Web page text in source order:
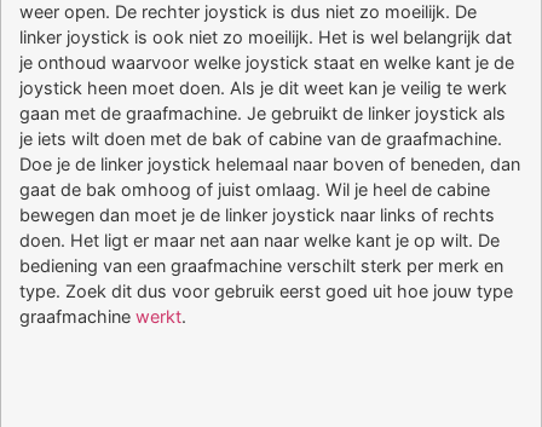
weer open. De rechter joystick is dus niet zo moeilijk. De
linker joystick is ook niet zo moeilijk. Het is wel belangrijk dat
je onthoud waarvoor welke joystick staat en welke kant je de
joystick heen moet doen. Als je dit weet kan je veilig te werk
gaan met de graafmachine. Je gebruikt de linker joystick als
je iets wilt doen met de bak of cabine van de graafmachine.
Doe je de linker joystick helemaal naar boven of beneden, dan
gaat de bak omhoog of juist omlaag. Wil je heel de cabine
bewegen dan moet je de linker joystick naar links of rechts
doen. Het ligt er maar net aan naar welke kant je op wilt. De
bediening van een graafmachine verschilt sterk per merk en
type. Zoek dit dus voor gebruik eerst goed uit hoe jouw type
graafmachine werkt.